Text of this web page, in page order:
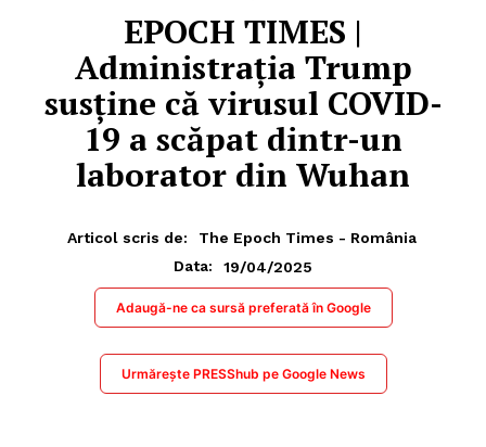
EPOCH TIMES |
Administrația Trump
susține că virusul COVID-
19 a scăpat dintr-un
laborator din Wuhan
Articol scris de:
The Epoch Times - România
Data:
19/04/2025
Adaugă-ne ca sursă preferată în Google
Urmărește PRESShub pe Google News